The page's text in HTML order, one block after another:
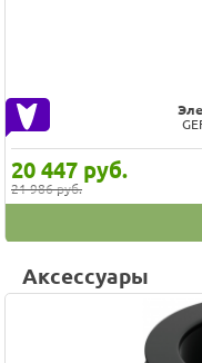
20 447 руб.
21 986 руб.
Аксессуары